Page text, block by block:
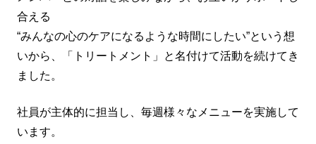
合える
“みんなの心のケアになるような時間にしたい”という想
いから、「トリートメント」と名付けて活動を続けてき
ました。
社員が主体的に担当し、毎週様々なメニューを実施して
います。